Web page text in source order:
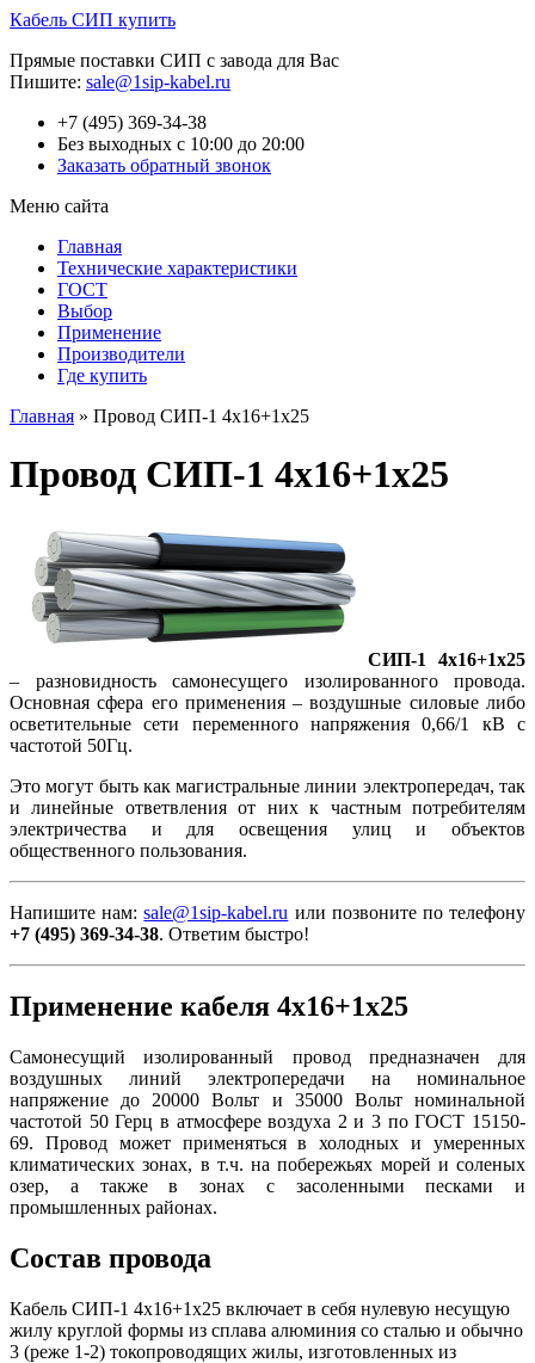
Кабель СИП купить
Прямые поставки СИП с завода для Вас
Пишите: sale@1sip-kabel.ru
+7 (495) 369-34-38
Без выходных с 10:00 до 20:00
Заказать обратный звонок
Меню сайта
Главная
Технические характеристики
ГОСТ
Выбор
Применение
Производители
Где купить
Главная » Провод СИП-1 4х16+1х25
Провод СИП-1 4х16+1х25
СИП-1 4х16+1х25
– разновидность самонесущего изолированного провода.
Основная сфера его применения – воздушные силовые либо
осветительные сети переменного напряжения 0,66/1 кВ с
частотой 50Гц.
Это могут быть как магистральные линии электропередач, так
и линейные ответвления от них к частным потребителям
электричества и для освещения улиц и объектов
общественного пользования.
Напишите нам:sale@1sip-kabel.ru или позвоните по телефону
+7 (495) 369-34-38. Ответим быстро!
Применение кабеля 4х16+1х25
Самонесущий изолированный провод предназначен для
воздушных линий электропередачи на номинальное
напряжение до 20000 Вольт и 35000 Вольт номинальной
частотой 50 Герц в атмосфере воздуха 2 и 3 по ГОСТ 15150-
69. Провод может применяться в холодных и умеренных
климатических зонах, в т.ч. на побережьях морей и соленых
озер, а также в зонах с засоленными песками и
промышленных районах.
Состав провода
Кабель СИП-1 4х16+1х25 включает в себя нулевую несущую
жилу круглой формы из сплава алюминия со сталью и обычно
3 (реже 1-2) токопроводящих жилы, изготовленных из